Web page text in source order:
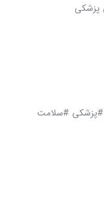
پزشكي
#پزشكي #سلامت